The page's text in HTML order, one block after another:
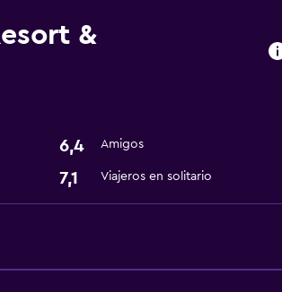
&
6,4 Amigos
7,1 Viajeros en solitario